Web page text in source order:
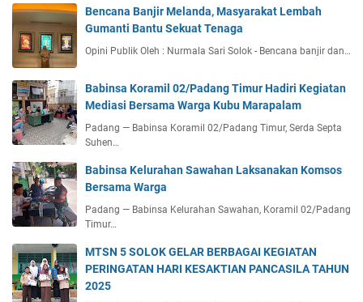
Bencana Banjir Melanda, Masyarakat Lembah
Gumanti Bantu Sekuat Tenaga
Opini Publik Oleh : Nurmala Sari Solok - Bencana banjir dan…
Babinsa Koramil 02/Padang Timur Hadiri Kegiatan
Mediasi Bersama Warga Kubu Marapalam
Padang — Babinsa Koramil 02/Padang Timur, Serda Septa
Suhen…
Babinsa Kelurahan Sawahan Laksanakan Komsos
Bersama Warga
Padang — Babinsa Kelurahan Sawahan, Koramil 02/Padang
Timur…
MTSN 5 SOLOK GELAR BERBAGAI KEGIATAN
PERINGATAN HARI KESAKTIAN PANCASILA TAHUN
2025